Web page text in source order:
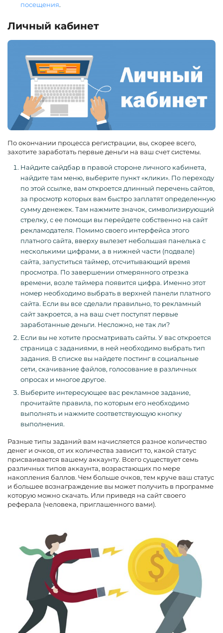
посещения.
Личный кабинет
По окончании процесса регистрации, вы, скорее всего,
захотите заработать первые деньги на ваш счет системы.
Найдите сайдбар в правой стороне личного кабинета,
найдите там меню, выберите пункт «клики». По переходу
по этой ссылке, вам откроется длинный перечень сайтов,
за просмотр которых вам быстро заплатят определенную
сумму денежек. Там нажмите значок, символизирующий
стрелку, с ее помощи вы перейдете собственно на сайт
рекламодателя. Помимо своего интерфейса этого
платного сайта, вверху вылезет небольшая панелька с
несколькими цифрами, а в нижней части (подвале)
сайта, запуститься таймер, отсчитывающий время
просмотра. По завершении отмерянного отрезка
времени, возле таймера появится цифра. Именно этот
номер необходимо выбрать в верхней панели платного
сайта. Если вы все сделали правильно, то рекламный
сайт закроется, а на ваш счет поступят первые
заработанные деньги. Несложно, не так ли?
Если вы не хотите просматривать сайты. У вас откроется
страница с заданиями, в ней необходимо выбрать тип
задания. В списке вы найдете постинг в социальные
сети, скачивание файлов, голосование в различных
опросах и многое другое.
Выберите интересующее вас рекламное задание,
прочитайте правила, по которым его необходимо
выполнять и нажмите соответствующую кнопку
выполнения.
Разные типы заданий вам начисляется разное количество
денег и очков, от их количества зависит то, какой статус
присваивается вашему аккаунту. Всего существует семь
различных типов аккаунта, возрастающих по мере
накопления баллов. Чем больше очков, тем круче ваш статус
и большее вознаграждение вы может получить в программе
которую можно скачать. Или приведя на сайт своего
реферала (человека, приглашенного вами).